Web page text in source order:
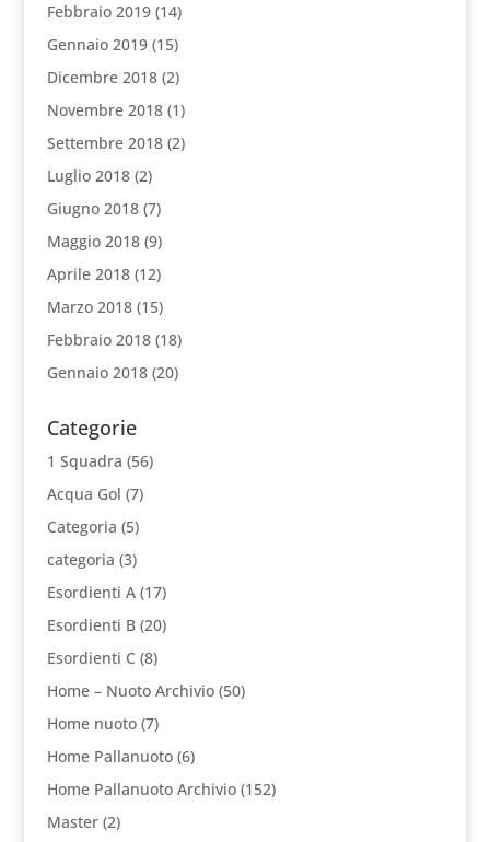
Febbraio 2019(14)
Gennaio 2019(15)
Dicembre 2018(2)
Novembre 2018(1)
Settembre 2018(2)
Luglio 2018(2)
Giugno 2018(7)
Maggio 2018(9)
Aprile 2018(12)
Marzo 2018(15)
Febbraio 2018(18)
Gennaio 2018(20)
Categorie
1 Squadra (56)
Acqua Gol (7)
Categoria (5)
categoria (3)
Esordienti A(17)
Esordienti B(20)
Esordienti C (8)
Home – Nuoto Archivio(50)
Home nuoto(7)
Home Pallanuoto(6)
Home Pallanuoto Archivio(152)
Master(2)